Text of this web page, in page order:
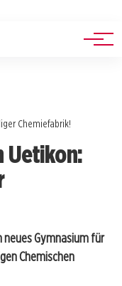
Chemiefabrik!
Uetikon:
neues Gymnasium für
Chemischen